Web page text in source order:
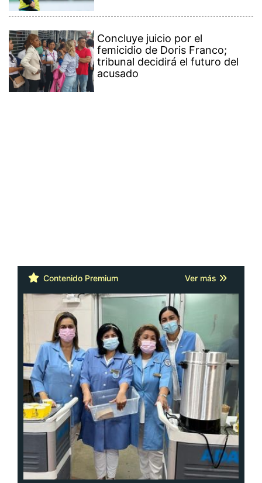
Concluye juicio por el
femicidio de Doris Franco;
tribunal decidirá el futuro del
acusado
Contenido Premium Ver más